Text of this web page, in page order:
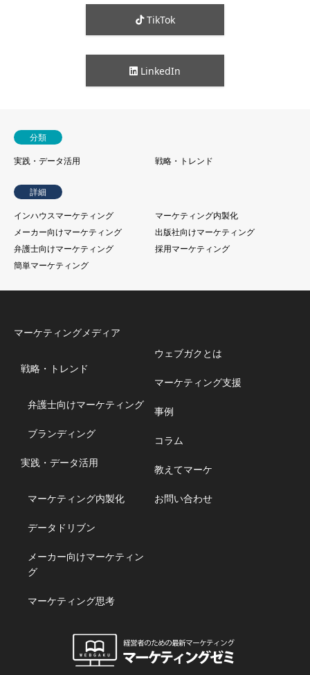
TikTok
LinkedIn
分類
実践・データ活用
戦略・トレンド
詳細
インハウスマーケティング
マーケティング内製化
メーカー向けマーケティング
出版社向けマーケティング
弁護士向けマーケティング
採用マーケティング
簡単マーケティング
マーケティングメディア
戦略・トレンド
弁護士向けマーケティング
ブランディング
実践・データ活用
マーケティング内製化
データドリブン
メーカー向けマーケティン
グ
マーケティング思考
ウェブガクとは
マーケティング支援
事例
コラム
教えてマーケ
お問い合わせ